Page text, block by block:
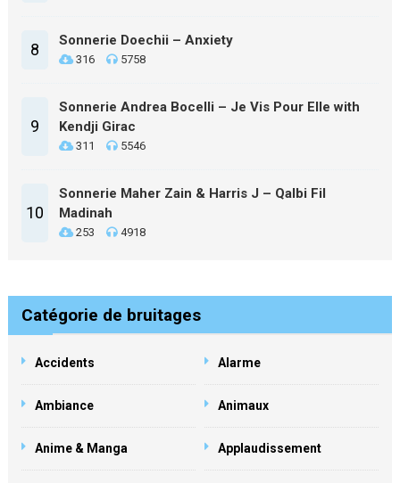
8 Sonnerie Doechii – Anxiety
316 5758
9
Sonnerie Andrea Bocelli – Je Vis Pour Elle with
Kendji Girac
311 5546
10
Sonnerie Maher Zain & Harris J – Qalbi Fil
Madinah
253 4918
Catégorie de bruitages
Accidents Alarme
Ambiance Animaux
Anime & Manga Applaudissement